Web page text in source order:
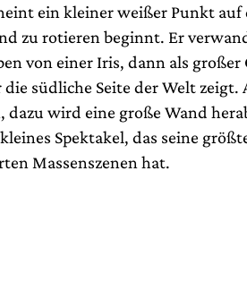
ein kleiner weißer Punkt
zu rotieren beginnt. Er
von einer Iris, dann als großer
südliche Seite der Welt zeigt.
wird eine große Wand
Spektakel, das seine
Massenszenen hat.